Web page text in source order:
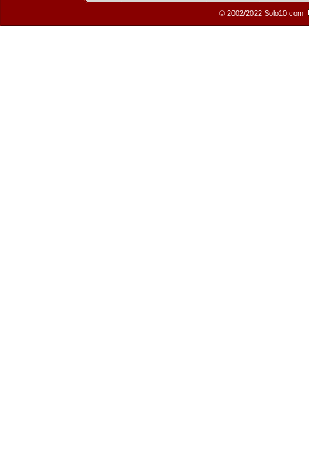
© 2002/2022 Solo10.com